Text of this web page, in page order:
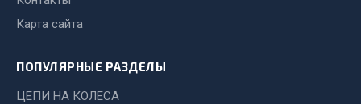
Автолампы
Вилки нагрузочные
Выключатели и переключатели клавишные
Карта сайта
ПОПУЛЯРНЫЕ РАЗДЕЛЫ
ЦЕПИ НА КОЛЕСА